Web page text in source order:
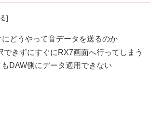
どうやって音データを送るのか
きずにすぐにRX7画面へ行ってしまう
DAW側にデータ適用できない